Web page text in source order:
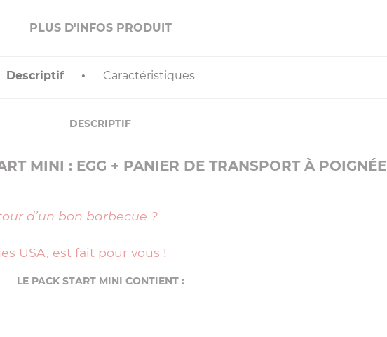
PLUS D'INFOS PRODUIT
Descriptif Caractéristiques
DESCRIPTIF
MINI : EGG + PANIER DE TRANSPORT À POIGNÉE
d’un bon barbecue ?
USA, est fait pour vous !
LE PACK START MINI CONTIENT :